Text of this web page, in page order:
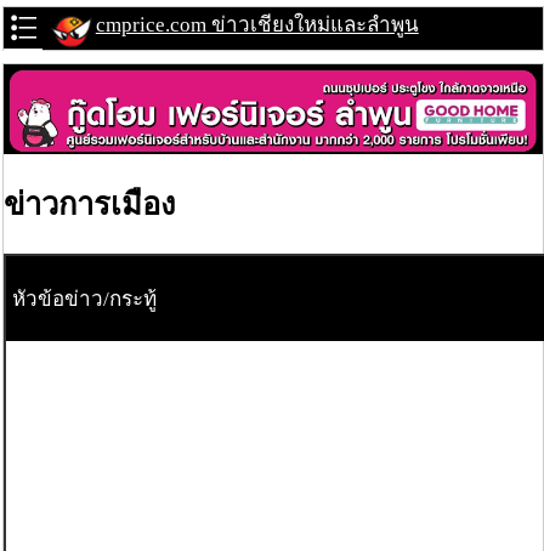
cmprice.com ข่าวเชียงใหม่และลำพูน
ข่าวการเมือง
หัวข้อข่าว/กระทู้